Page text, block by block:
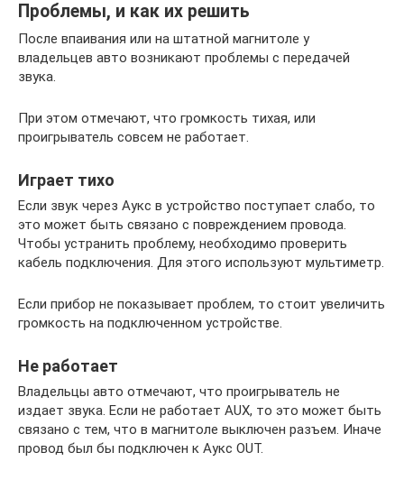
Проблемы, и как их решить
После впаивания или на штатной магнитоле у
владельцев авто возникают проблемы с передачей
звука.
При этом отмечают, что громкость тихая, или
проигрыватель совсем не работает.
Играет тихо
Если звук через Аукс в устройство поступает слабо, то
это может быть связано с повреждением провода.
Чтобы устранить проблему, необходимо проверить
кабель подключения. Для этого используют мультиметр.
Если прибор не показывает проблем, то стоит увеличить
громкость на подключенном устройстве.
Не работает
Владельцы авто отмечают, что проигрыватель не
издает звука. Если не работает AUX, то это может быть
связано с тем, что в магнитоле выключен разъем. Иначе
провод был бы подключен к Аукс OUT.